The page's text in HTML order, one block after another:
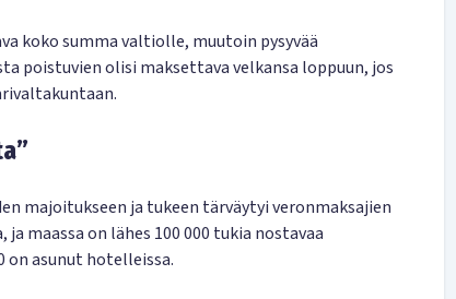
koko summa valtiolle, muutoin pysyvää
poistuvien olisi maksettava velkansa loppuun, jos
majoitukseen ja tukeen tärväytyi veronmaksajien
maassa on lähes 100 000 tukia nostavaa
on asunut hotelleissa.